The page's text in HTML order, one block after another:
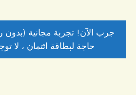
جرب الآن! تجربة مجانية (بدون
حاجة لبطاقة ائتمان ، لا